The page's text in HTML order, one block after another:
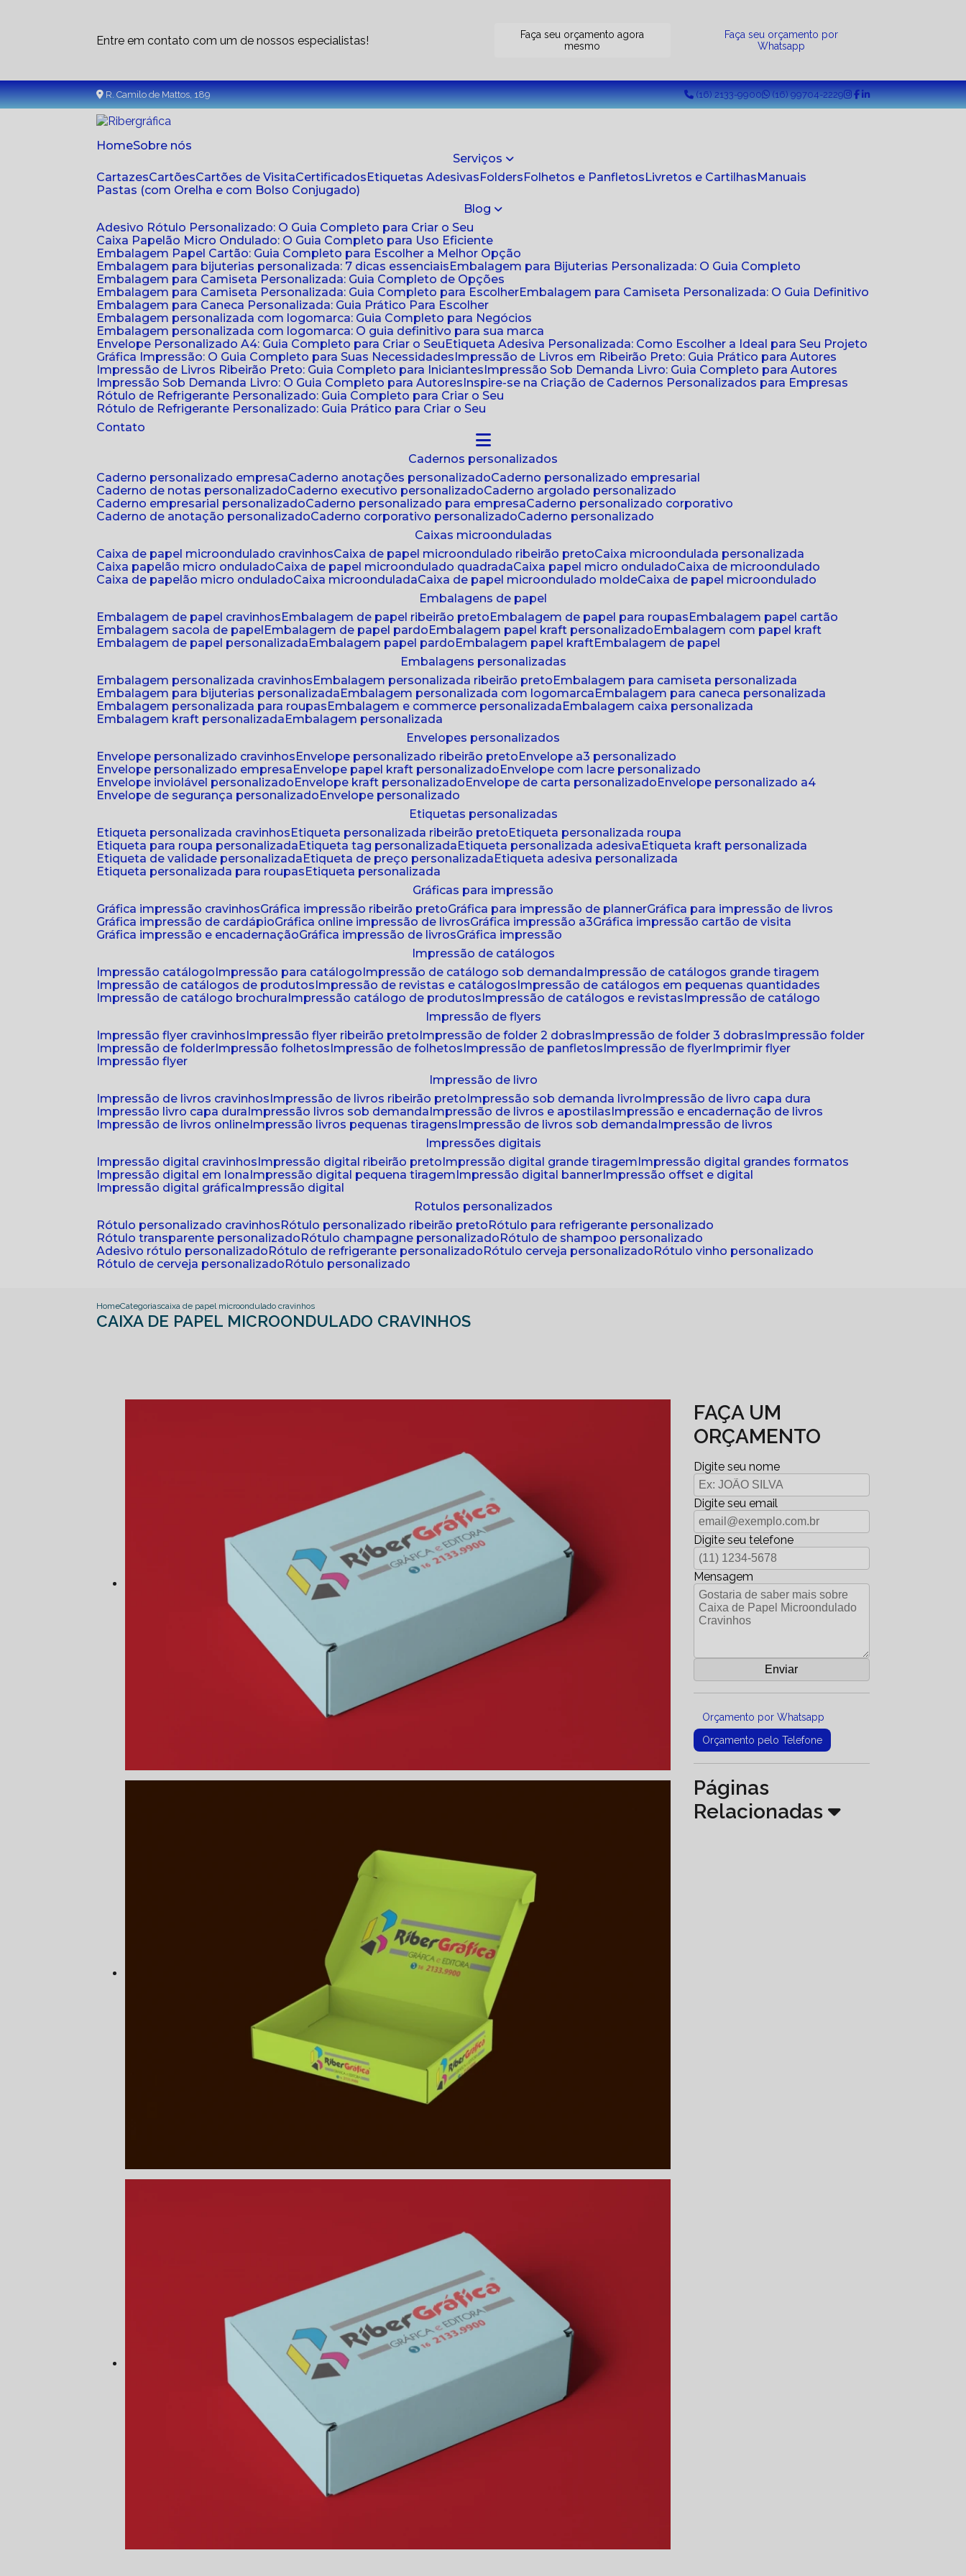
Entre em contato com um de nossos especialistas!
Faça seu orçamento agora
mesmo
Faça seu orçamento por
Whatsapp
R. Camilo de Mattos, 189 (16) 2133-9900 (16) 99704-2229
Home Sobre nós
Serviços
Cartazes
Cartões Cartões de Visita Certificados Etiquetas Adesivas Folders Folhetos e Panfletos Livretos e Cartilhas
Manuais
Pastas (com Orelha e com Bolso Conjugado)
Blog
Adesivo Rótulo Personalizado: O Guia Completo para Criar o Seu
Caixa Papelão Micro Ondulado: O Guia Completo para Uso Eficiente
Embalagem Papel Cartão: Guia Completo para Escolher a Melhor Opção
Embalagem para bijuterias personalizada: 7 dicas essenciais
Embalagem para Bijuterias Personalizada: O Guia Completo
Embalagem para Camiseta Personalizada: Guia Completo de Opções
Embalagem para Camiseta Personalizada: Guia Completo para Escolher
Embalagem para Camiseta Personalizada: O Guia Definitivo
Embalagem para Caneca Personalizada: Guia Prático Para Escolher
Embalagem personalizada com logomarca: Guia Completo para Negócios
Embalagem personalizada com logomarca: O guia definitivo para sua marca
Envelope Personalizado A4: Guia Completo para Criar o Seu
Etiqueta Adesiva Personalizada: Como Escolher a Ideal para Seu Projeto
Gráfica Impressão: O Guia Completo para Suas Necessidades Impressão de Livros em Ribeirão Preto: Guia Prático para Autores
Impressão de Livros Ribeirão Preto: Guia Completo para Iniciantes Impressão Sob Demanda Livro: Guia Completo para Autores
Impressão Sob Demanda Livro: O Guia Completo para Autores Inspire-se na Criação de Cadernos Personalizados para Empresas
Rótulo de Refrigerante Personalizado: Guia Completo para Criar o Seu
Rótulo de Refrigerante Personalizado: Guia Prático para Criar o Seu
Contato
cadernos personalizados
caderno personalizado empresa
caderno anotações personalizado
caderno personalizado empresarial
caderno de notas personalizado
caderno executivo personalizado
caderno argolado personalizado
caderno empresarial personalizado
caderno personalizado para empresa
caderno personalizado corporativo
caderno de anotação personalizado
caderno corporativo personalizado
caderno personalizado
caixas microonduladas
caixa de papel microondulado cravinhos
caixa de papel microondulado ribeirão preto
caixa microondulada personalizada
caixa papelão micro ondulado
caixa de papel microondulado quadrada caixa papel micro ondulado
caixa de microondulado
caixa de papelão micro ondulado
caixa microondulada caixa de papel microondulado molde
caixa de papel microondulado
embalagens de papel
embalagem de papel cravinhos
embalagem de papel ribeirão preto embalagem de papel para roupas
embalagem papel cartão
embalagem sacola de papel
embalagem de papel pardo embalagem papel kraft personalizado
embalagem com papel kraft
embalagem de papel personalizada
embalagem papel pardo embalagem papel kraft
embalagem de papel
embalagens personalizadas
embalagem personalizada cravinhos
embalagem personalizada ribeirão preto
embalagem para camiseta personalizada
embalagem para bijuterias personalizada
embalagem personalizada com logomarca
embalagem para caneca personalizada
embalagem personalizada para roupas
embalagem e commerce personalizada
embalagem caixa personalizada
embalagem kraft personalizada
embalagem personalizada
envelopes personalizados
envelope personalizado cravinhos
envelope personalizado ribeirão preto
envelope a3 personalizado
envelope personalizado empresa
envelope papel kraft personalizado
envelope com lacre personalizado
envelope inviolável personalizado
envelope kraft personalizado envelope de carta personalizado
envelope personalizado a4
envelope de segurança personalizado
envelope personalizado
etiquetas personalizadas
etiqueta personalizada cravinhos
etiqueta personalizada ribeirão preto
etiqueta personalizada roupa
etiqueta para roupa personalizada
etiqueta tag personalizada etiqueta personalizada adesiva
etiqueta kraft personalizada
etiqueta de validade personalizada
etiqueta de preço personalizada
etiqueta adesiva personalizada
etiqueta personalizada para roupas
etiqueta personalizada
gráficas para impressão
gráfica impressão cravinhos
gráfica impressão ribeirão preto gráfica para impressão de planner
gráfica para impressão de livros
gráfica impressão de cardápio
gráfica online impressão de livros gráfica impressão a3
gráfica impressão cartão de visita
gráfica impressão e encadernação
gráfica impressão de livros
gráfica impressão
impressão de catálogos
impressão catálogo impressão para catálogo impressão de catálogo sob demanda impressão de catálogos grande tiragem
impressão de catálogos de produtos impressão de revistas e catálogos impressão de catálogos em pequenas quantidades
impressão de catálogo brochura impressão catálogo de produtos impressão de catálogos e revistas impressão de catálogo
impressão de flyers
impressão flyer cravinhos impressão flyer ribeirão preto impressão de folder 2 dobras impressão de folder 3 dobras impressão folder
impressão de folder impressão folhetos impressão de folhetos impressão de panfletos impressão de flyer imprimir flyer
impressão flyer
impressão de livro
impressão de livros cravinhos impressão de livros ribeirão preto impressão sob demanda livro impressão de livro capa dura
impressão livro capa dura impressão livros sob demanda impressão de livros e apostilas impressão e encadernação de livros
impressão de livros online impressão livros pequenas tiragens impressão de livros sob demanda impressão de livros
impressões digitais
impressão digital cravinhos impressão digital ribeirão preto impressão digital grande tiragem impressão digital grandes formatos
impressão digital em lona impressão digital pequena tiragem impressão digital banner impressão offset e digital
impressão digital gráfica impressão digital
rotulos personalizados
rótulo personalizado cravinhos
rótulo personalizado ribeirão preto
rótulo para refrigerante personalizado
rótulo transparente personalizado
rótulo champagne personalizado
rótulo de shampoo personalizado
adesivo rótulo personalizado
rótulo de refrigerante personalizado rótulo cerveja personalizado
rótulo vinho personalizado
rótulo de cerveja personalizado
rótulo personalizado
HomeCategoriascaixa de papel microondulado cravinhos
CAIXA DE PAPEL MICROONDULADO CRAVINHOS
FAÇA UM
ORÇAMENTO
Digite seu nome
Digite seu email
Digite seu telefone
Mensagem
Orçamento por Whatsapp
Orçamento pelo Telefone
Páginas
Relacionadas